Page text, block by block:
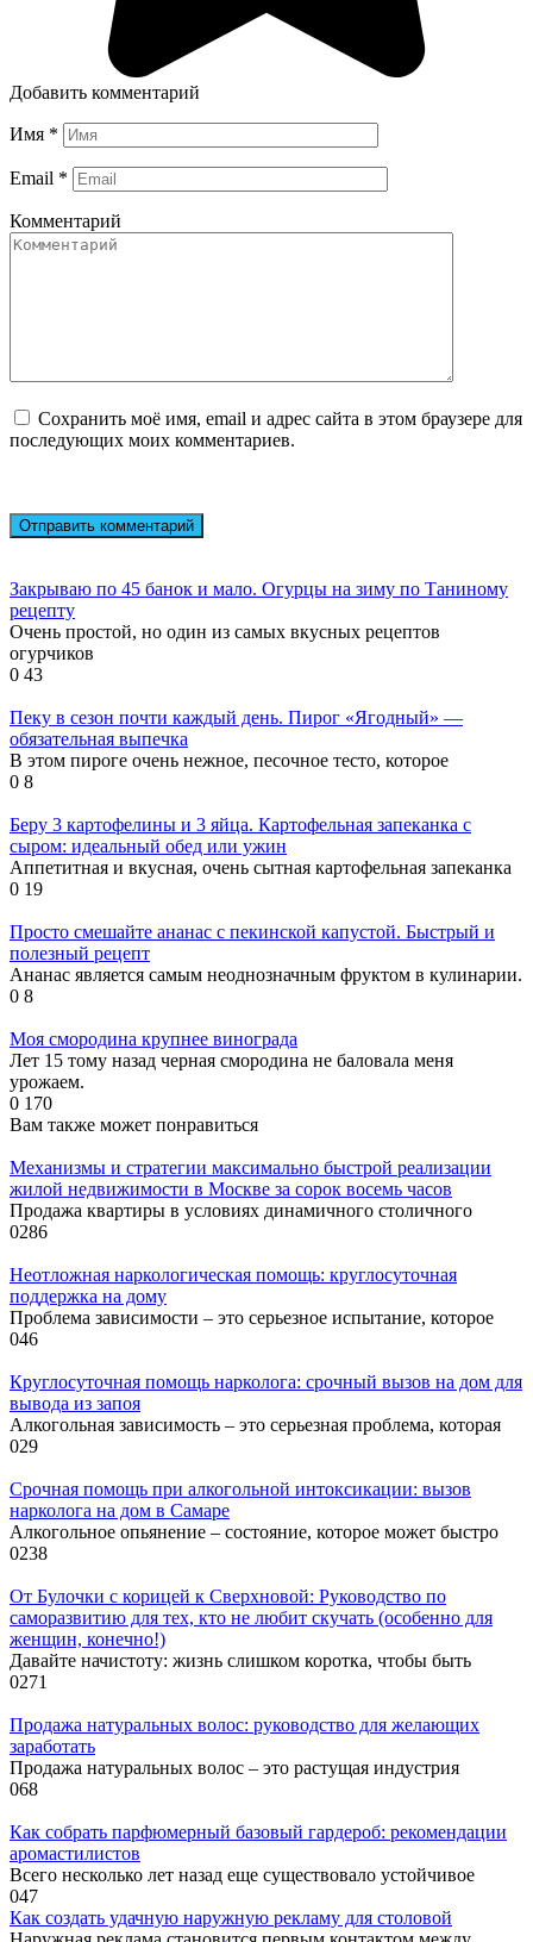
Добавить комментарий
Имя *
Email *
Комментарий
Сохранить моё имя, email и адрес сайта в этом браузере для
последующих моих комментариев.
Закрываю по 45 банок и мало. Огурцы на зиму по Таниному
рецепту
Очень простой, но один из самых вкусных рецептов
огурчиков
0 43
Пеку в сезон почти каждый день. Пирог «Ягодный» —
обязательная выпечка
В этом пироге очень нежное, песочное тесто, которое
0 8
Беру 3 картофелины и 3 яйца. Картофельная запеканка с
сыром: идеальный обед или ужин
Аппетитная и вкусная, очень сытная картофельная запеканка
0 19
Просто смешайте ананас с пекинской капустой. Быстрый и
полезный рецепт
Ананас является самым неоднозначным фруктом в кулинарии.
0 8
Моя смородина крупнее винограда
Лет 15 тому назад черная смородина не баловала меня
урожаем.
0 170
Вам также может понравиться
Механизмы и стратегии максимально быстрой реализации
жилой недвижимости в Москве за сорок восемь часов
Продажа квартиры в условиях динамичного столичного
0286
Неотложная наркологическая помощь: круглосуточная
поддержка на дому
Проблема зависимости – это серьезное испытание, которое
046
Круглосуточная помощь нарколога: срочный вызов на дом для
вывода из запоя
Алкогольная зависимость – это серьезная проблема, которая
029
Срочная помощь при алкогольной интоксикации: вызов
нарколога на дом в Самаре
Алкогольное опьянение – состояние, которое может быстро
0238
От Булочки с корицей к Сверхновой: Руководство по
саморазвитию для тех, кто не любит скучать (особенно для
женщин, конечно!)
Давайте начистоту: жизнь слишком коротка, чтобы быть
0271
Продажа натуральных волос: руководство для желающих
заработать
Продажа натуральных волос – это растущая индустрия
068
Как собрать парфюмерный базовый гардероб: рекомендации
аромастилистов
Всего несколько лет назад еще существовало устойчивое
047
Как создать удачную наружную рекламу для столовой